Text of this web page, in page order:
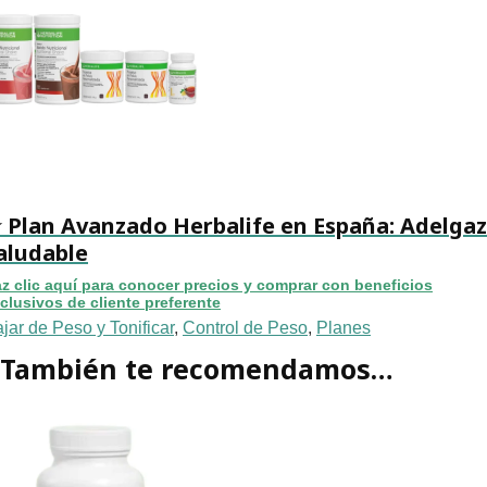
Avanzado Herbalife en España:
clic aquí para conocer precios y comprar con beneficios
de cliente preferente
de Peso y Tonificar, Control de Peso, Planes
También te recomendamos…